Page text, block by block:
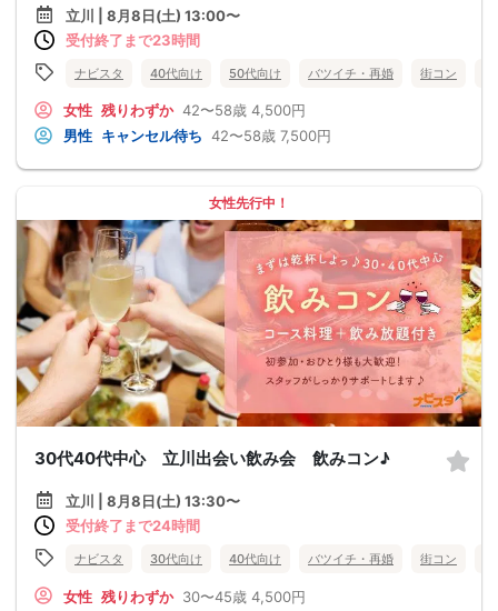
立川 | 8月8日(土) 13:00〜
受付終了まで23時間
ナビスタ 40代向け 50代向け バツイチ・再婚 街コン
女性 残りわずか 42〜58歳 4,500円
男性 キャンセル待ち 42〜58歳 7,500円
女性先行中！
30代40代中心 立川出会い飲み会 飲みコン♪
立川 | 8月8日(土) 13:30〜
受付終了まで24時間
ナビスタ 30代向け 40代向け バツイチ・再婚 街コン
女性 残りわずか 30〜45歳 4,500円